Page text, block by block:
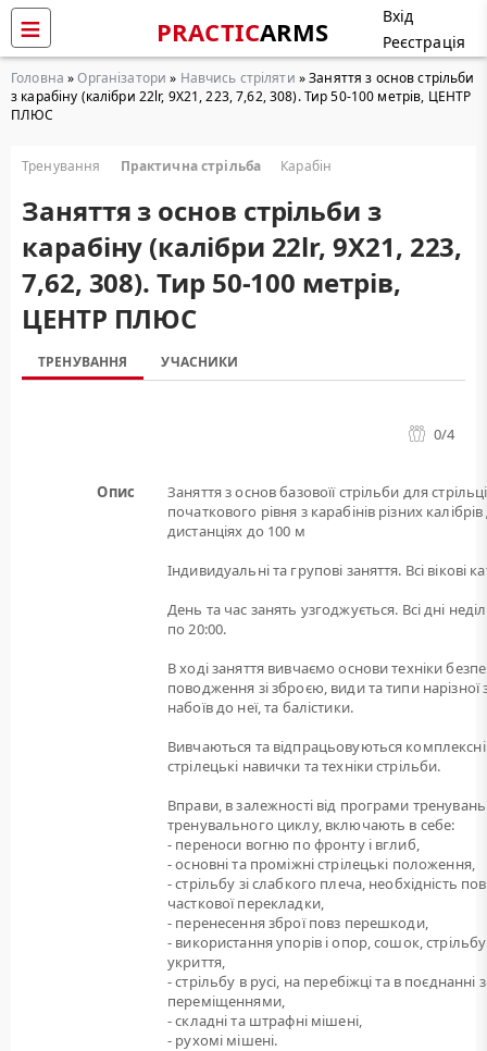
PRACTICARMS
Вхід
Реєстрація
Головна »Організатори » Навчись стріляти » Заняття з основ стрільби
з карабіну (калібри 22lr, 9Х21, 223, 7,62, 308). Тир 50-100 метрів, ЦЕНТР
ПЛЮС
Тренування Практична стрільба Карабін
Заняття з основ стрільби з
карабіну (калібри 22lr, 9Х21, 223,
7,62, 308). Тир 50-100 метрів,
ЦЕНТР ПЛЮС
ТРЕНУВАННЯ УЧАСНИКИ
0/4
Опис
Заняття з основ базовоїї стрільби для
початкового рівня з карабінів різних
дистанціях до 100 м
Індивидуальні та групові заняття. Всі вікові
День та час занять узгоджується. Всі дні
по 20:00.
В ході заняття вивчаємо основи техніки
поводження зі зброєю, види та типи нарізної
набоїв до неї, та балістики.
Вивчаються та відпрацьовуються комплексні
стрілецькі навички та техніки стрільби.
Вправи, в залежності від програми
тренувального циклу, включають в себе:
- переноси вогню по фронту і вглиб,
- основні та проміжні стрілецькі положення,
- стрільбу зі слабкого плеча, необхідність
часткової перекладки,
- перенесення зброї повз перешкоди,
- використання упорів і опор, сошок,
укриття,
- стрільбу в русі, на перебіжці та в поєднанні з
переміщеннями,
- складні та штрафні мішені,
- рухомі мішені.